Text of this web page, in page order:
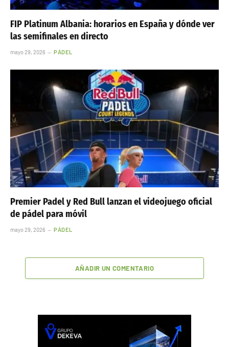
FIP Platinum Albania: horarios en España y dónde ver
las semifinales en directo
mayo 29, 2026 PÁDEL
Premier Padel y Red Bull lanzan el videojuego oficial
de pádel para móvil
mayo 29, 2026 PÁDEL
AÑADIR UN COMENTARIO